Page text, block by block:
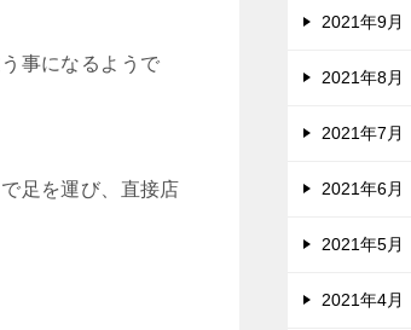
事になるようで
足を運び、直接店
2021年9月
2021年8月
2021年7月
2021年6月
2021年5月
2021年4月